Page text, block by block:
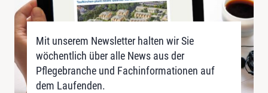
Mit unserem Newsletter halten wir Sie
wöchentlich über alle News aus der
Pflegebranche und Fachinformationen auf
dem Laufenden.